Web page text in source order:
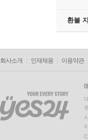
환불
회사소개 인재채용 이용약관